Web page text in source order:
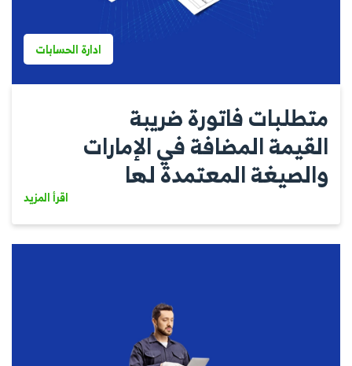
ادارة الحسابات
متطلبات فاتورة ضريبة
القيمة المضافة في الإمارات
والصيغة المعتمدة لها
اقرأ المزيد